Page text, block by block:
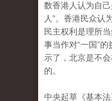
数香港人认为自己
人”。香港民众认
民主权利是理所
事当作对“一国”
示了，北京是不
的。
中央起草《基本